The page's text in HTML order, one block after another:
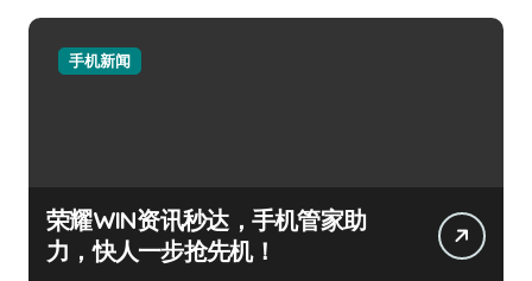
手机新闻
荣耀WIN资讯秒达，手机管家助
力，快人一步抢先机！